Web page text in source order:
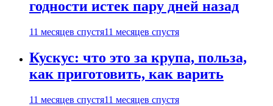
годности истек пару дней назад
11 месяцев спустя11 месяцев спустя
Кускус: что это за крупа, польза,
как приготовить, как варить
11 месяцев спустя11 месяцев спустя